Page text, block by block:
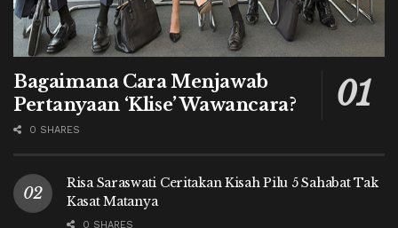
Bagaimana Cara Menjawab
Pertanyaan ‘Klise’ Wawancara?
0 SHARES
Risa Saraswati Ceritakan Kisah Pilu 5 Sahabat Tak
Kasat Matanya
0 SHARES